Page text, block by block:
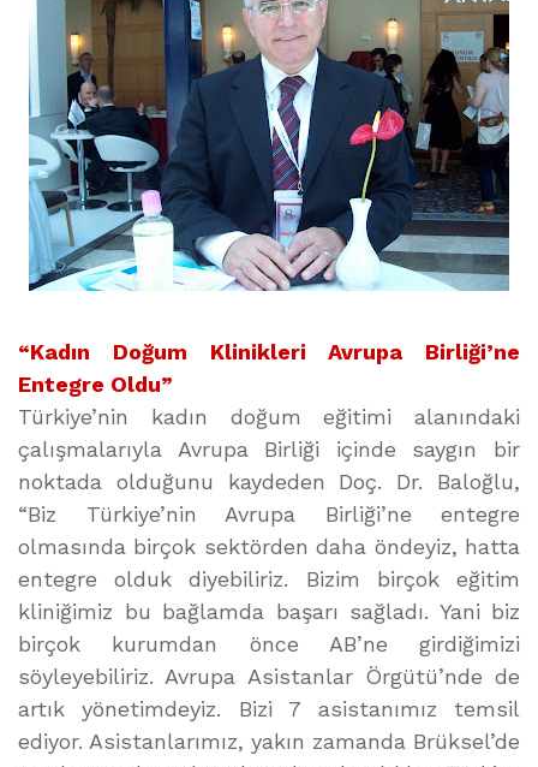
“Kadın Doğum Klinikleri Avrupa Birliği’ne
Entegre Oldu”
Türkiye’nin kadın doğum eğitimi alanındaki
çalışmalarıyla Avrupa Birliği içinde saygın bir
noktada olduğunu kaydeden Doç. Dr. Baloğlu,
“Biz Türkiye’nin Avrupa Birliği’ne entegre
olmasında birçok sektörden daha öndeyiz, hatta
entegre olduk diyebiliriz. Bizim birçok eğitim
kliniğimiz bu bağlamda başarı sağladı. Yani biz
birçok kurumdan önce AB’ne girdiğimizi
söyleyebiliriz. Avrupa Asistanlar Örgütü’nde de
artık yönetimdeyiz. Bizi 7 asistanımız temsil
ediyor. Asistanlarımız, yakın zamanda Brüksel’de